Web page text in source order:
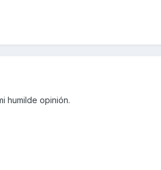
humilde opinión.